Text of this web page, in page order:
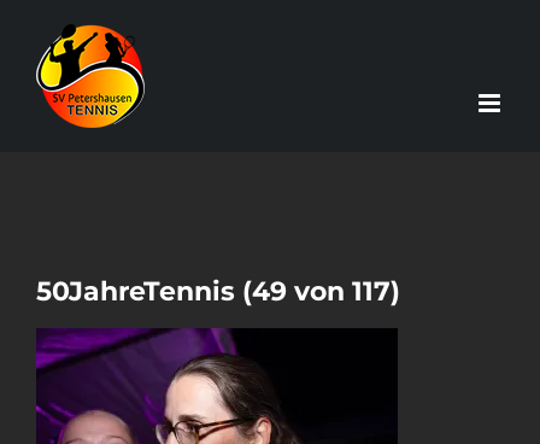
Inhalt
springen
50JahreTennis (49 von 117)